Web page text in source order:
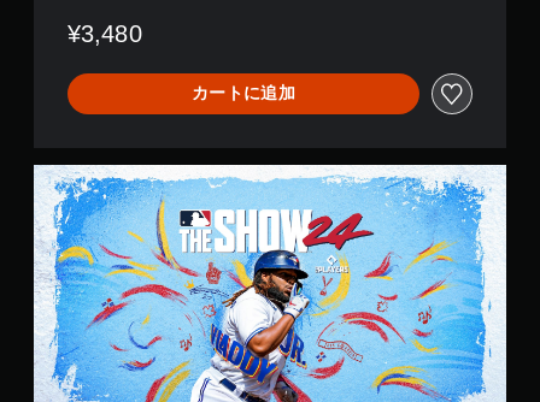
¥3,480
カートに追加
ス
タ
ン
ダ
ー
ド
エ
デ
ィ
シ
ョ